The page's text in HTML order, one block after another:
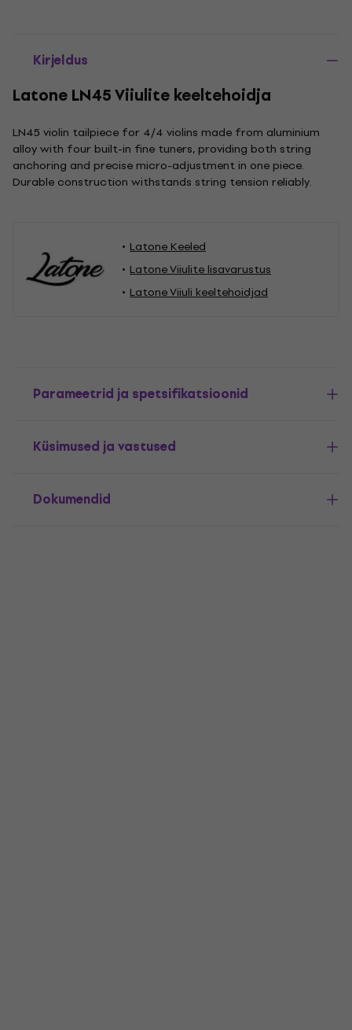
Kirjeldus
Latone LN45 Viiulite keeltehoidja
LN45 violin tailpiece for 4/4 violins made from aluminium
alloy with four built-in fine tuners, providing both string
anchoring and precise micro-adjustment in one piece.
Durable construction withstands string tension reliably.
Latone Keeled
Latone Viiulite lisavarustus
Latone Viiuli keeltehoidjad
Parameetrid ja spetsifikatsioonid
Küsimused ja vastused
Dokumendid